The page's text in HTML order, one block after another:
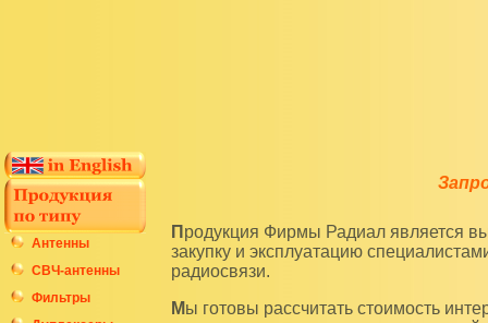
Антенны
СВЧ-антенны
Фильтры
Продукция Фирмы Радиал является высокотехнологичным оборудованием и подразумевает
закупку и эксплуатацию
радиосвязи.
Мы готовы рассчитать стоимость интересующих вас изделий по последним ценам нашего